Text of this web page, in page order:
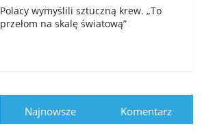
Polacy wymyślili sztuczną krew. „To
przełom na skalę światową”
Najnowsze Komentarz